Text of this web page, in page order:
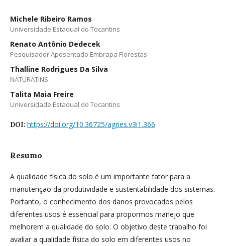
Michele Ribeiro Ramos
Universidade Estadual do Tocantins
Renato Antônio Dedecek
Pesquisador Aposentado Embrapa Florestas
Thalline Rodrigues Da Silva
NATURATINS
Talita Maia Freire
Universidade Estadual do Tocantins
DOI: https://doi.org/10.36725/agries.v3i1.366
Resumo
A qualidade física do solo é um importante fator para a
manutenção da produtividade e sustentabilidade dos sistemas.
Portanto, o conhecimento dos danos provocados pelos
diferentes usos é essencial para propormos manejo que
melhorem a qualidade do solo. O objetivo deste trabalho foi
avaliar a qualidade física do solo em diferentes usos no